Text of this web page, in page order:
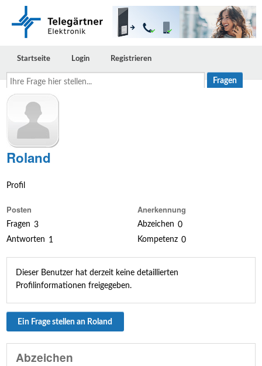
Ihre
Frage
stellen...
Startseite Login Registrieren
Roland
Profil
Posten
Fragen 3
Antworten 1
Anerkennung
Abzeichen 0
Kompetenz 0
Dieser Benutzer hat derzeit keine detaillierten
Profilinformationen freigegeben.
Ein Frage stellen an Roland
Abzeichen